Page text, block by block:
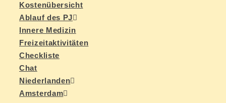
Kos­ten­über­sicht
Ab­lauf des PJ
In­ne­re Medizin
Frei­zeit­ak­ti­vi­tä­ten
Check­lis­te
Chat
Nie­der­lan­den
Ams­ter­dam